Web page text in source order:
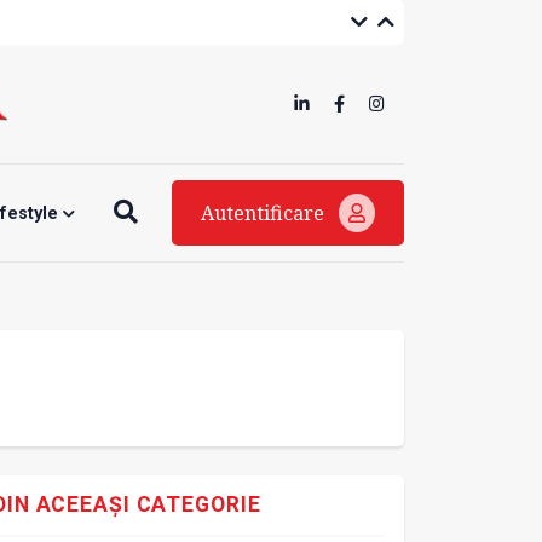
Autentificare
ACEEAȘI CATEGORIE